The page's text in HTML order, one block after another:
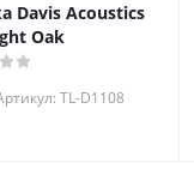
Davis Acoustics
Oak
TL-D1108